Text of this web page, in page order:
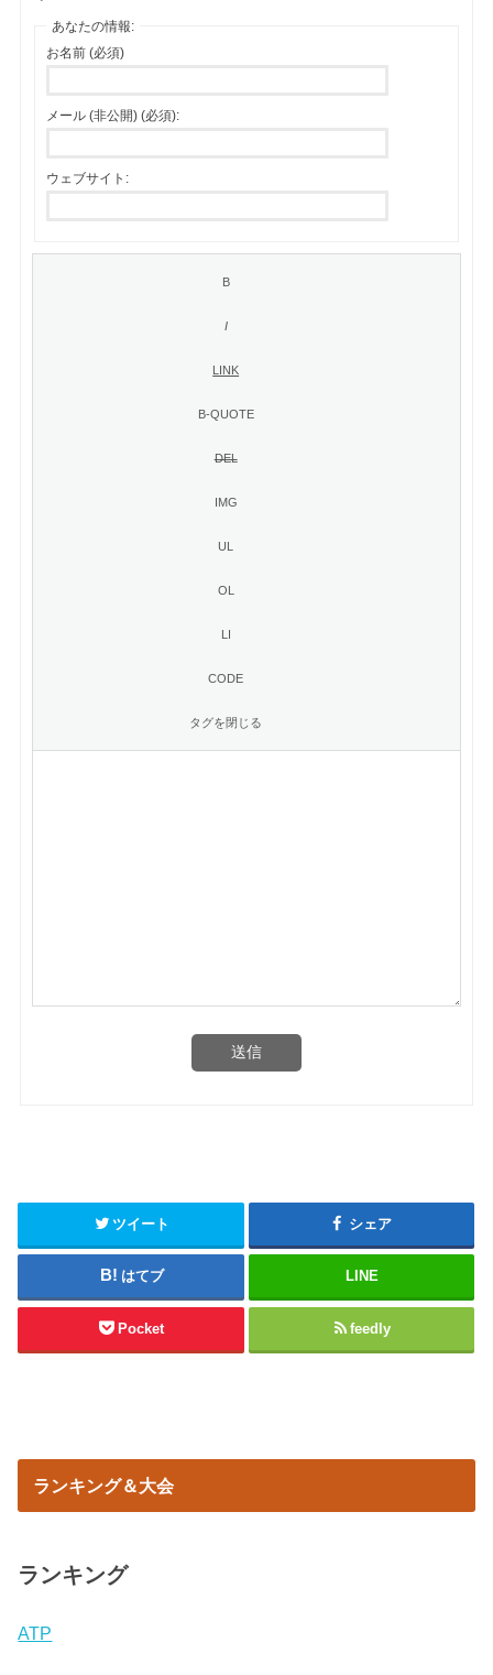
あなたの情報:
お名前 (必須)
メール (非公開) (必須):
ウェブサイト:
送信
ツイート シェア
はてブ LINE
Pocket feedly
ランキング＆大会
ランキング
ATP